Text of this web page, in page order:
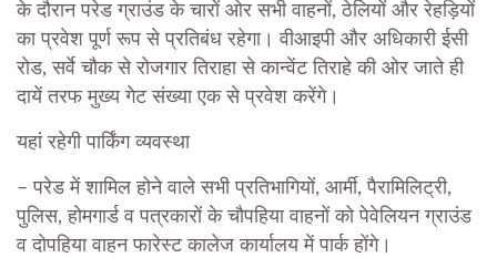
के दौरान परेड ग्राउंड के चारों ओर सभी वाहनों, ठेलियों और रेहड़ियों
का प्रवेश पूर्ण रूप से प्रतिबंध रहेगा। वीआइपी और अधिकारी ईसी
रोड, सर्वे चौक से रोजगार तिराहा से कान्वेंट तिराहे की ओर जाते ही
दायें तरफ मुख्य गेट संख्या एक से प्रवेश करेंगे।
यहां रहेगी पार्किंग व्यवस्था
– परेड में शामिल होने वाले सभी प्रतिभागियों, आर्मी, पैरामिलिट्री,
पुलिस, होमगार्ड व पत्रकारों के चौपहिया वाहनों को पेवेलियन ग्राउंड
व दोपहिया वाहन फारेस्ट कालेज कार्यालय में पार्क होंगे।